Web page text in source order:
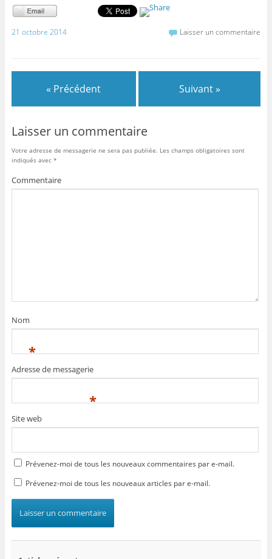
21 octobre 2014 Laisser un commentaire
« Précédent Suivant »
Laisser un commentaire
Votre adresse de messagerie ne sera pas publiée. Les champs obligatoires sont
indiqués avec *
Commentaire
Nom
*
Adresse de messagerie
*
Site web
Prévenez-moi de tous les nouveaux commentaires par e-mail.
Prévenez-moi de tous les nouveaux articles par e-mail.